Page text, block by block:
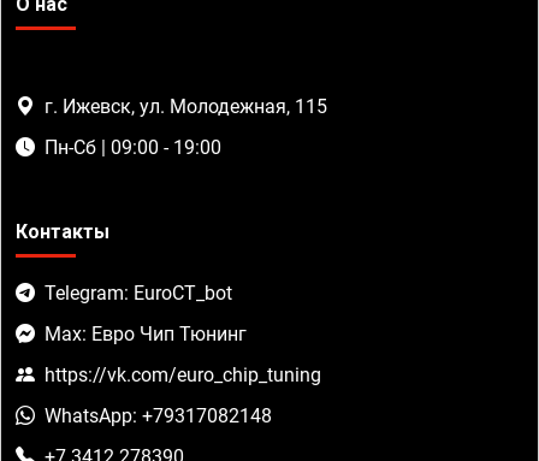
г. Ижевск, ул. Молодежная, 115
Пн-Сб | 09:00 - 19:00
Контакты
Telegram: EuroCT_bot
Max: Евро Чип Тюнинг
https://vk.com/euro_chip_tuning
WhatsApp: +79317082148